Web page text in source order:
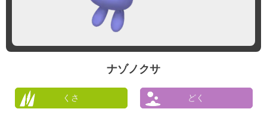
ナゾノクサ
くさ どく